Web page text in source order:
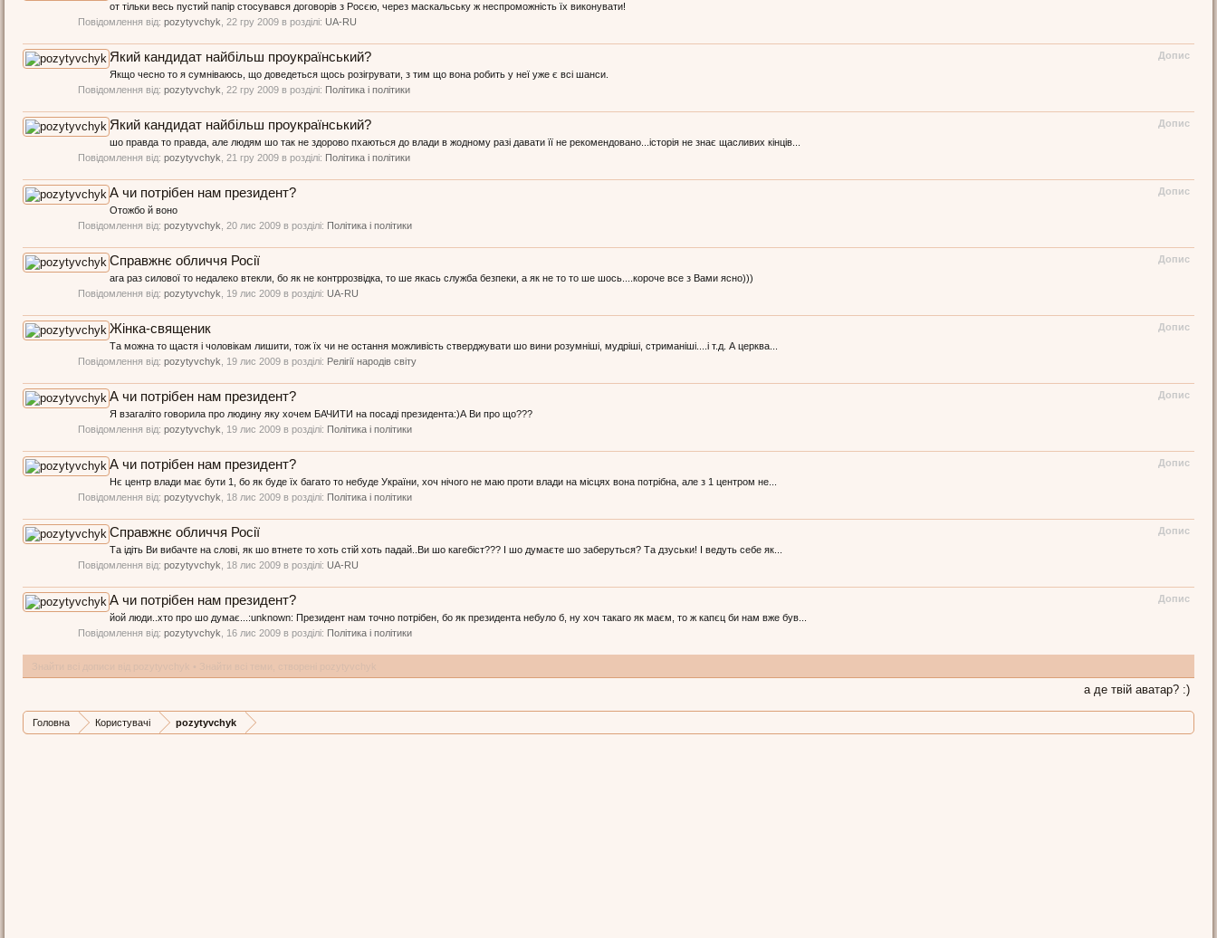
от тільки весь пустий папір стосувався договорів з Росєю, через маскальську ж неспроможність їх виконувати!
Повідомлення від: pozytyvchyk 22 гру 2009 в розділі: UA-RU
Допис
Який кандидат найбільш проукраїнський?
Якщо чесно то я сумніваюсь, що доведеться щось розігрувати, з тим що вона робить у неї уже є всі шанси.
Повідомлення від: pozytyvchyk 22 гру 2009 в розділі: Політика і політики
Допис
Який кандидат найбільш проукраїнський?
шо правда то правда, але людям шо так не здорово пхаються до влади в жодному разі давати її не рекомендовано...історія не знає щасливих кінців...
Повідомлення від: pozytyvchyk 21 гру 2009 в розділі: Політика і політики
Допис
А чи потрібен нам президент?
Отожбо й воно
Повідомлення від: pozytyvchyk 20 лис 2009 в розділі: Політика і політики
Допис
Справжнє обличчя Росії
ага раз силової то недалеко втекли, бо як не контррозвідка, то ше якась служба безпеки, а як не то то ше шось....короче все з Вами ясно)))
Повідомлення від: pozytyvchyk 19 лис 2009 в розділі: UA-RU
Допис
Жінка-священик
Та можна то щастя і чоловікам лишити, тож їх чи не остання можливість стверджувати шо вини розумніші, мудріші, стриманіші....і т.д. А церква...
Повідомлення від: pozytyvchyk 19 лис 2009 в розділі: Релігії народів світу
Допис
А чи потрібен нам президент?
Я взагаліто говорила про людину яку хочем БАЧИТИ на посаді президента:)А Ви про що???
Повідомлення від: pozytyvchyk 19 лис 2009 в розділі: Політика і політики
Допис
А чи потрібен нам президент?
Нє центр влади має бути 1, бо як буде їх багато то небуде України, хоч нічого не маю проти влади на місцях вона потрібна, але з 1 центром не...
Повідомлення від: pozytyvchyk 18 лис 2009 в розділі: Політика і політики
Допис
Справжнє обличчя Росії
Та ідіть Ви вибачте на слові, як шо втнете то хоть стій хоть падай..Ви шо кагебіст??? І шо думаєте шо заберуться? Та дзуськи! І ведуть себе як...
Повідомлення від: pozytyvchyk 18 лис 2009 в розділі: UA-RU
Допис
А чи потрібен нам президент?
йой люди..хто про шо думає...:unknown: Президент нам точно потрібен, бо як президента небуло б, ну хоч такаго як маєм, то ж капєц би нам вже був...
Повідомлення від: pozytyvchyk 16 лис 2009 в розділі: Політика і політики
а де твій аватар? :)
Головна Користувачі pozytyvchyk